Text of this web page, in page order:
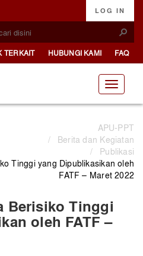
LOG IN
TERKAIT HUBUNGI KAMI FAQ
APU-PPT
/
Berita dan Kegiatan
/
Publikasi
Tinggi yang Dipublikasikan oleh
FATF – Maret 2022
Berisiko Tinggi
oleh FATF –